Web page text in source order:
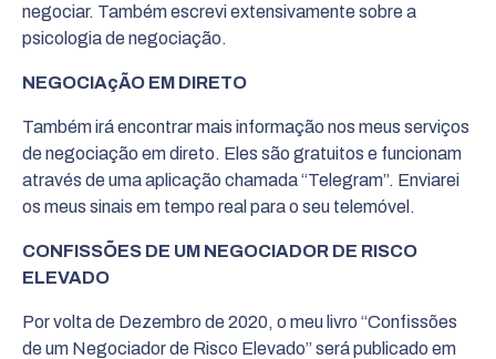
negociar. Também escrevi extensivamente sobre a
psicologia de negociação.
NEGOCIAçÃO EM DIRETO
Também irá encontrar mais informação nos meus serviços
de negociação em direto. Eles são gratuitos e funcionam
através de uma aplicação chamada “Telegram”. Enviarei
os meus sinais em tempo real para o seu telemóvel.
CONFISSÕES DE UM NEGOCIADOR DE RISCO
ELEVADO
Por volta de Dezembro de 2020, o meu livro “Confissões
de um Negociador de Risco Elevado” será publicado em